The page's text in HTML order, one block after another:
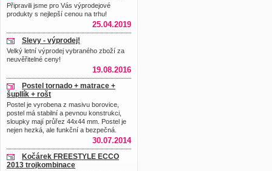
Připravili jsme pro Vás výprodejové
produkty s nejlepší cenou na trhu!
25.04.2019
Slevy - výprodej!
Velký letní výprodej vybraného zboží za
neuvěřitelné ceny!
19.08.2016
Postel tornado + matrace +
šupllík + rošt
Postel je vyrobena z masivu borovice,
postel má stabilní a pevnou konstrukci,
sloupky mají průřez 44x44 mm. Postel je
nejen hezká, ale funkční a bezpečná.
30.07.2014
Kočárek FREESTYLE ECCO
2013 trojkombinace